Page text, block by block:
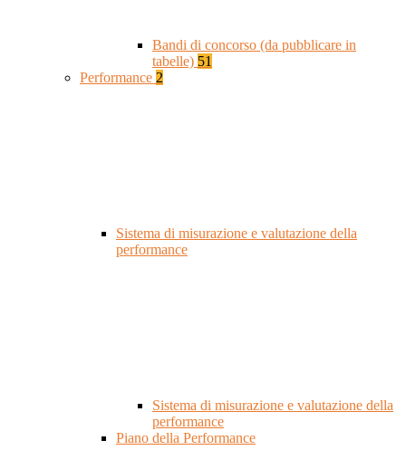
Bandi di concorso (da pubblicare in
tabelle) 51
Performance 2
Sistema di misurazione e valutazione della
performance
Sistema di misurazione e valutazione della
performance
Piano della Performance